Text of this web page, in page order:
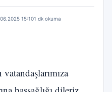
15:101 dk okuma